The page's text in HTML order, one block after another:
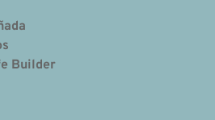
Builder